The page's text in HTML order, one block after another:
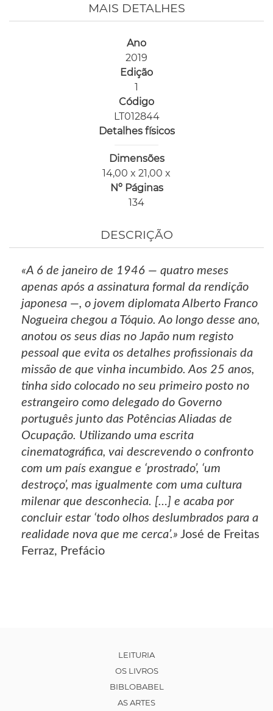
MAIS DETALHES
Ano
2019
Edição
1
Código
LT012844
Detalhes físicos
Dimensões
14,00 x 21,00 x
Nº Páginas
134
DESCRIÇÃO
«A 6 de janeiro de 1946 — quatro meses
apenas após a assinatura formal da rendição
japonesa —, o jovem diplomata Alberto Franco
Nogueira chegou a Tóquio. Ao longo desse ano,
anotou os seus dias no Japão num registo
pessoal que evita os detalhes profissionais da
missão de que vinha incumbido. Aos 25 anos,
tinha sido colocado no seu primeiro posto no
estrangeiro como delegado do Governo
português junto das Potências Aliadas de
Ocupação. Utilizando uma escrita
cinematográfica, vai descrevendo o confronto
com um país exangue e ‘prostrado’, ‘um
destroço’, mas igualmente com uma cultura
milenar que desconhecia. […] e acaba por
concluir estar ‘todo olhos deslumbrados para a
realidade nova que me cerca’.» José de Freitas
Ferraz, Prefácio
LEITURIA
OS LIVROS
BIBLOBABEL
AS ARTES